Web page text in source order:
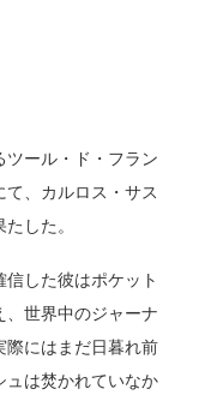
ール・ド・フラン
、カルロス・サス
した。
した彼はポケット
世界中のジャーナ
際にはまだ日暮れ前
は焚かれていなか